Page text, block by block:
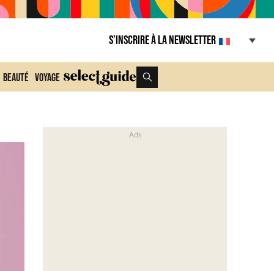
S’inscrire à la Newsletter
Beauté Voyage